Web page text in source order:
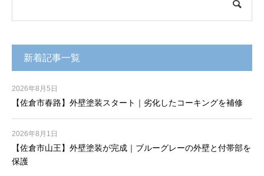
新着記事一覧
【佐倉市春路】外壁塗装スタート｜劣化したコーキングを補修
2026年8月5日
【佐倉市山王】外壁塗装が完成｜ブルーグレーの外壁と付帯部を
保護
2026年8月1日